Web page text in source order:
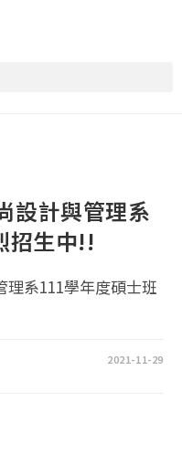
設計與管理系
招生中!!
系111學年度碩士班
2021-11-29